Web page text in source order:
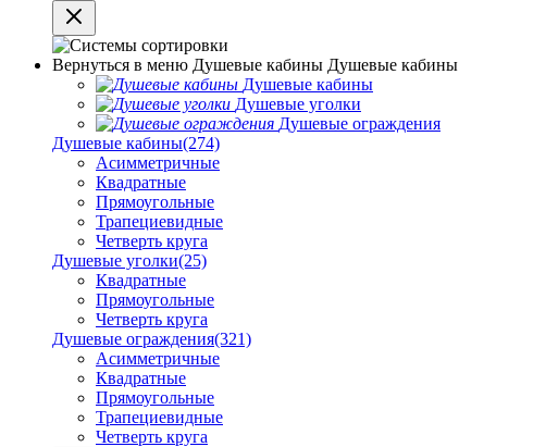
Вернуться в меню Душевые кабины Душевые кабины
Душевые кабины
Душевые уголки
Душевые ограждения
Душевые кабины(274)
Асимметричные
Квадратные
Прямоугольные
Трапециевидные
Четверть круга
Душевые уголки(25)
Квадратные
Прямоугольные
Четверть круга
Душевые ограждения(321)
Асимметричные
Квадратные
Прямоугольные
Трапециевидные
Четверть круга